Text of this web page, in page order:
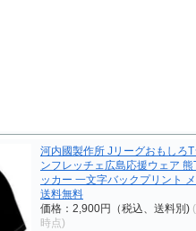
河内國製作所 Jリーグおもしろ
ンフレッチェ広島応援ウェア
ッカー 一文字バックプリント
送料無料
価格：2,900円（税込、送料別)
時点)